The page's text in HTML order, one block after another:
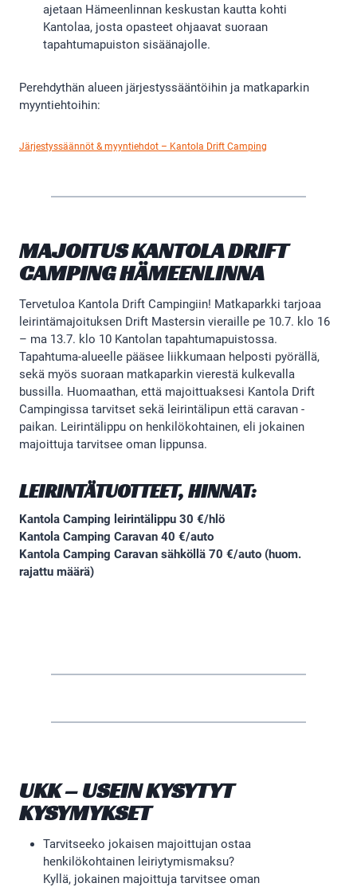
ajetaan Hämeenlinnan keskustan kautta kohti
Kantolaa, josta opasteet ohjaavat suoraan
tapahtumapuiston sisäänajolle.
Perehdythän alueen järjestyssääntöihin ja matkaparkin
myyntiehtoihin:
Järjestyssäännöt & myyntiehdot – Kantola Drift Camping
MAJOITUS KANTOLA DRIFT
CAMPING HÄMEENLINNA
Tervetuloa Kantola Drift Campingiin! Matkaparkki tarjoaa
leirintämajoituksen Drift Mastersin vieraille pe 10.7. klo 16
– ma 13.7. klo 10 Kantolan tapahtumapuistossa.
Tapahtuma-alueelle pääsee liikkumaan helposti pyörällä,
sekä myös suoraan matkaparkin vierestä kulkevalla
bussilla. Huomaathan, että majoittuaksesi Kantola Drift
Campingissa tarvitset sekä leirintälipun että caravan -
paikan. Leirintälippu on henkilökohtainen, eli jokainen
majoittuja tarvitsee oman lippunsa.
LEIRINTÄTUOTTEET, HINNAT:
Kantola Camping leirintälippu 30 €/hlö
Kantola Camping Caravan 40 €/auto
Kantola Camping Caravan sähköllä 70 €/auto (huom.
rajattu määrä)
UKK – USEIN KYSYTYT
KYSYMYKSET
Tarvitseeko jokaisen majoittujan ostaa
henkilökohtainen leiriytymismaksu?
Kyllä, jokainen majoittuja tarvitsee oman